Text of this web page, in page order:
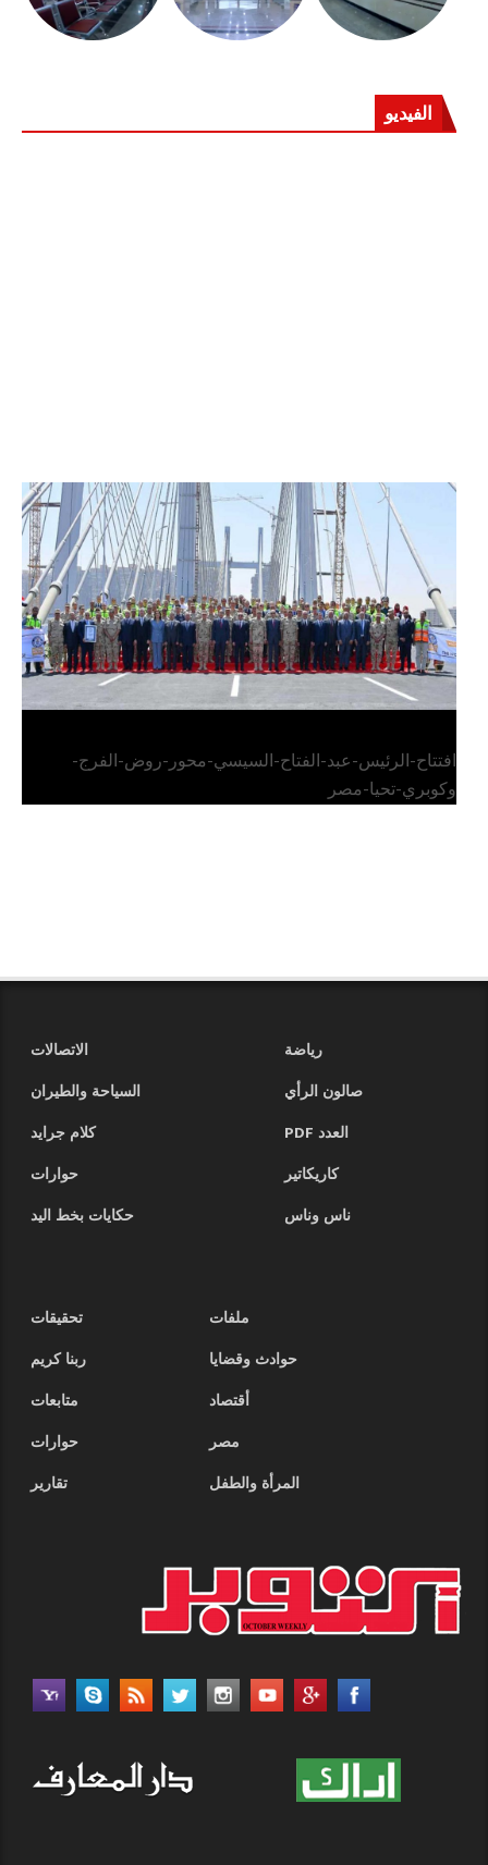
الفيديو
الرئيس عبد الفتاح السيسي يفتتح محور روض الفرج
وكوبري تحيا مصر
افتتاح-الرئيس-عبد-الفتاح-السيسي-محور-روض-الفرج-
وكوبري-تحيا-مصر
رياضة
الاتصالات
صالون الرأي
السياحة والطيران
العدد PDF
كلام جرايد
كاريكاتير
حوارات
ناس وناس
حكايات بخط اليد
ملفات
تحقيقات
حوادث وقضايا
ربنا كريم
أقتصاد
متابعات
مصر
حوارات
المرأة والطفل
تقارير